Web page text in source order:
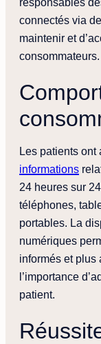
responsables
connectés via
maintenir et
consommateurs.
Les patients ont
informations
24 heures sur
téléphones,
portables. La
numériques
informés et plus
l’importance
patient.